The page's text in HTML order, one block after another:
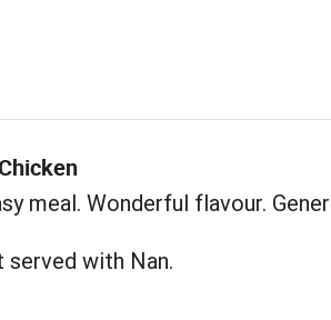
meal. Wonderful flavour.
served with Nan.